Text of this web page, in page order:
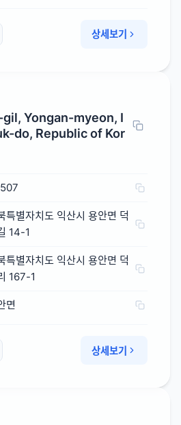
상세보기
Yongan-myeon, I
do, Republic of Kor
특별자치도 익산시 용안면 덕
14-1
특별자치도 익산시 용안면 덕
167-1
면
상세보기